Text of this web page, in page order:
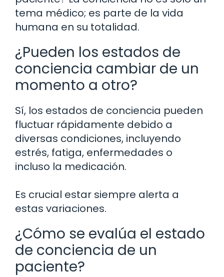
tema médico; es parte de la vida
humana en su totalidad.
¿Pueden los estados de
conciencia cambiar de un
momento a otro?
Sí, los estados de conciencia pueden
fluctuar rápidamente debido a
diversas condiciones, incluyendo
estrés, fatiga, enfermedades o
incluso la medicación.
Es crucial estar siempre alerta a
estas variaciones.
¿Cómo se evalúa el estado
de conciencia de un
paciente?